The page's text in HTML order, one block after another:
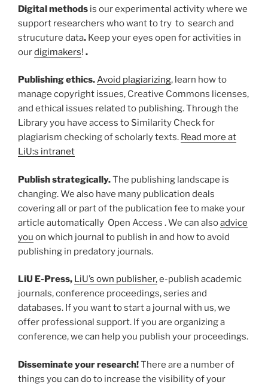
Digital methods is our experimental activity where we
support researchers who want to try to search and
strucuture data. Keep your eyes open for activities in
ourdigimakers! .
Publishing ethics.Avoid plagiarizing, learn how to
manage copyright issues, Creative Commons licenses,
and ethical issues related to publishing. Through the
Library you have access to Similarity Check for
plagiarism checking of scholarly texts. Read more at
LiU:s intranet
Publish strategically.The publishing landscape is
changing. We also have many publication deals
covering all or part of the publication fee to make your
article automatically Open Access . We can alsoadvice
you on which journal to publish in and how to avoid
publishing in predatory journals.
LiU E-Press, LiU’s own publisher,e-publish academic
journals, conference proceedings, series and
databases. If you want to start a journal with us, we
offer professional support. If you are organizing a
conference, we can help you publish your proceedings.
Disseminate your research!There are a number of
things you can do to increase the visibility of your